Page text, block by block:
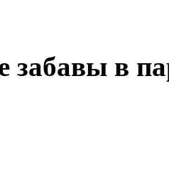
забавы в